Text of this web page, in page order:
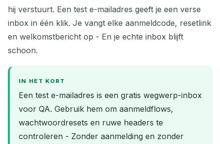
hij verstuurt. Een test e-mailadres geeft je een verse
inbox in één klik. Je vangt elke aanmeldcode, resetlink
en welkomstbericht op - En je echte inbox blijft
schoon.
IN HET KORT
Een test e-mailadres is een gratis wegwerp-inbox
voor QA. Gebruik hem om aanmeldflows,
wachtwoordresets en ruwe headers te
controleren - Zonder aanmelding en zonder